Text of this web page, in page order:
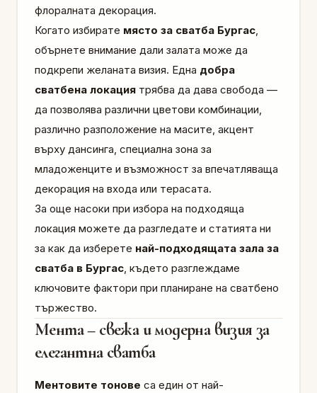
флоралната декорация.
Когато избирате място за сватба Бургас,
обърнете внимание дали залата може да
подкрепи желаната визия. Една добра
сватбена локация трябва да дава свобода —
да позволява различни цветови комбинации,
различно разположение на масите, акцент
върху дансинга, специална зона за
младоженците и възможност за впечатляваща
декорация на входа или терасата.
За още насоки при избора на подходяща
локация можете да разгледате и статията ни
за как да изберете най-подходящата зала за
сватба в Бургас, където разглеждаме
ключовите фактори при планиране на сватбено
тържество.
Мента – свежа и модерна визия за
елегантна сватба
Ментовите тонове са един от най-